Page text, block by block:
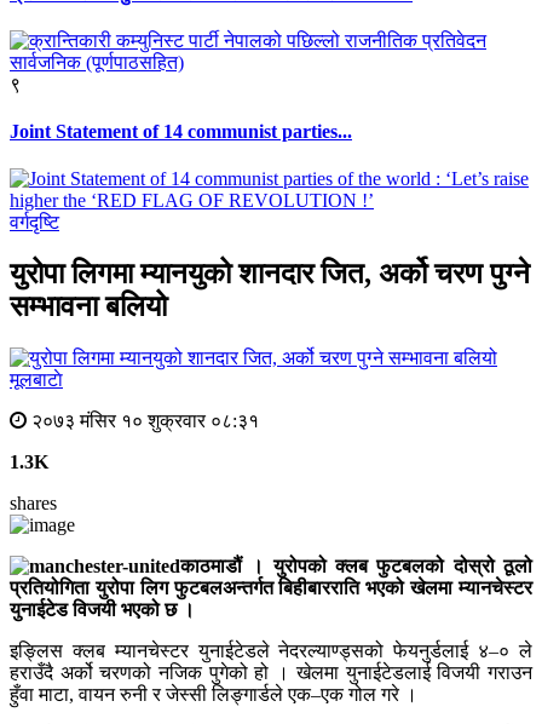
९
Joint Statement of 14 communist parties...
वर्गदृष्टि
युरोपा लिगमा म्यानयुको शानदार जित, अर्को चरण पुग्ने
सम्भावना बलियो
मूलबाटाे
२०७३ मंसिर १० शुक्रवार ०८:३१
1.3K
shares
काठमाडौं । युरोपको क्लब फुटबलको दोस्रो ठूलो
प्रतियोगिता युरोपा लिग फुटबलअन्तर्गत बिहीबारराति भएको खेलमा म्यानचेस्टर
युनाईटेड विजयी भएको छ ।
इङ्लिस क्लब म्यानचेस्टर युनाईटेडले नेदरल्याण्ड्सको फेयनुर्डलाई ४–० ले
हराउँदै अर्को चरणको नजिक पुगेको हो । खेलमा युनाईटेडलाई विजयी गराउन
हुँवा माटा, वायन रुनी र जेस्सी लिङ्गार्डले एक–एक गोल गरे ।